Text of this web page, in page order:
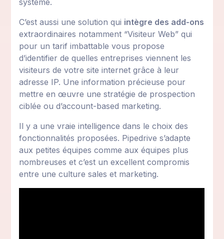
C’est aussi une solution qui intègre des add-ons
extraordinaires notamment “Visiteur Web” qui
pour un tarif imbattable vous propose
d’identifier de quelles entreprises viennent les
visiteurs de votre site internet grâce à leur
adresse IP. Une information précieuse pour
mettre en œuvre une stratégie de prospection
ciblée ou d’account-based marketing.
Il y a une vraie intelligence dans le choix des
fonctionnalités proposées. Pipedrive s’adapte
aux petites équipes comme aux équipes plus
nombreuses et c’est un excellent compromis
entre une culture sales et marketing.